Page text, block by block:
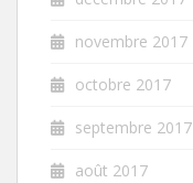
novembre 2017
octobre 2017
septembre 2017
août 2017